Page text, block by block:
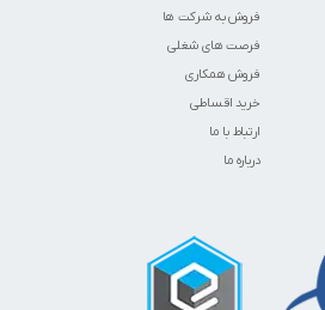
فروش به شرکت ها
فرصت های شغلی
فروش همکاری
خرید اقساطی
ارتباط با ما
درباره ما